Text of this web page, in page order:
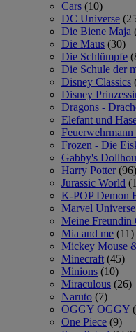
Cars (10)
DC Universe
Die Biene Maja
Die Maus (30)
Die Schlümpfe
Die Schule der
Disney Classics
Disney
Dragons -
Elefant und
Feuerwehrmann
Frozen - Die
Gabby's
Harry Potter (96)
Jurassic World
K-POP Demon
Marvel Universe
Meine Freundin
Mia and me (11)
Mickey Mouse
Minecraft (45)
Minions (10)
Miraculous (26)
Naruto (7)
OGGY OGGY
One Piece (9)